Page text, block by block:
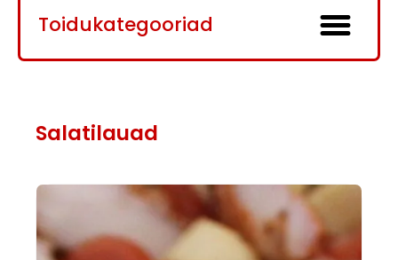
Toidukategooriad
Salatilauad